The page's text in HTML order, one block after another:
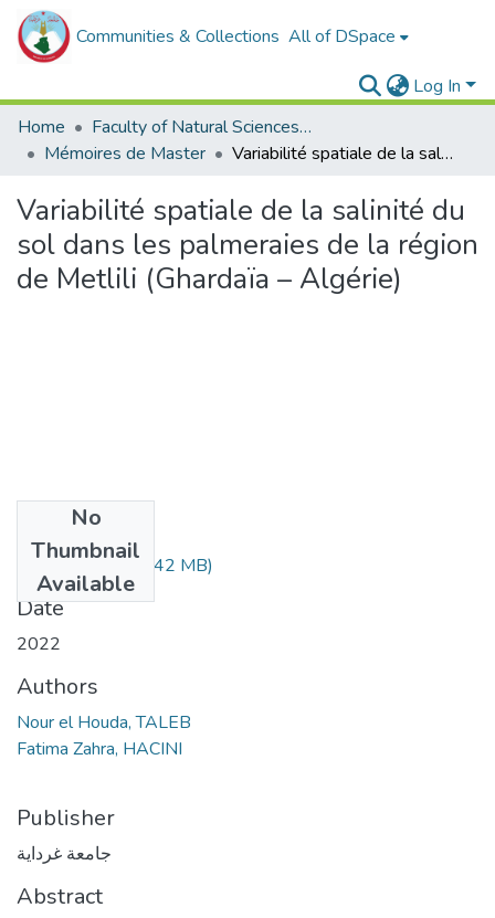
Communities & Collections All of DSpace
Log In
Home
Faculty of Natural Sciences, Life and Earth Sciences
Mémoires de Master
Variabilité spatiale de la salinité du sol dans les palmeraies de la région de Metlili (Ghardaïa – Algérie)
Variabilité spatiale de la salinité du
sol dans les palmeraies de la région
de Metlili (Ghardaïa – Algérie)
No
Thumbnail
Available
570.4.396.pdf(4.42 MB)
Date
2022
Authors
Nour el Houda, TALEB
Fatima Zahra, HACINI
Publisher
جامعة غرداية
Abstract